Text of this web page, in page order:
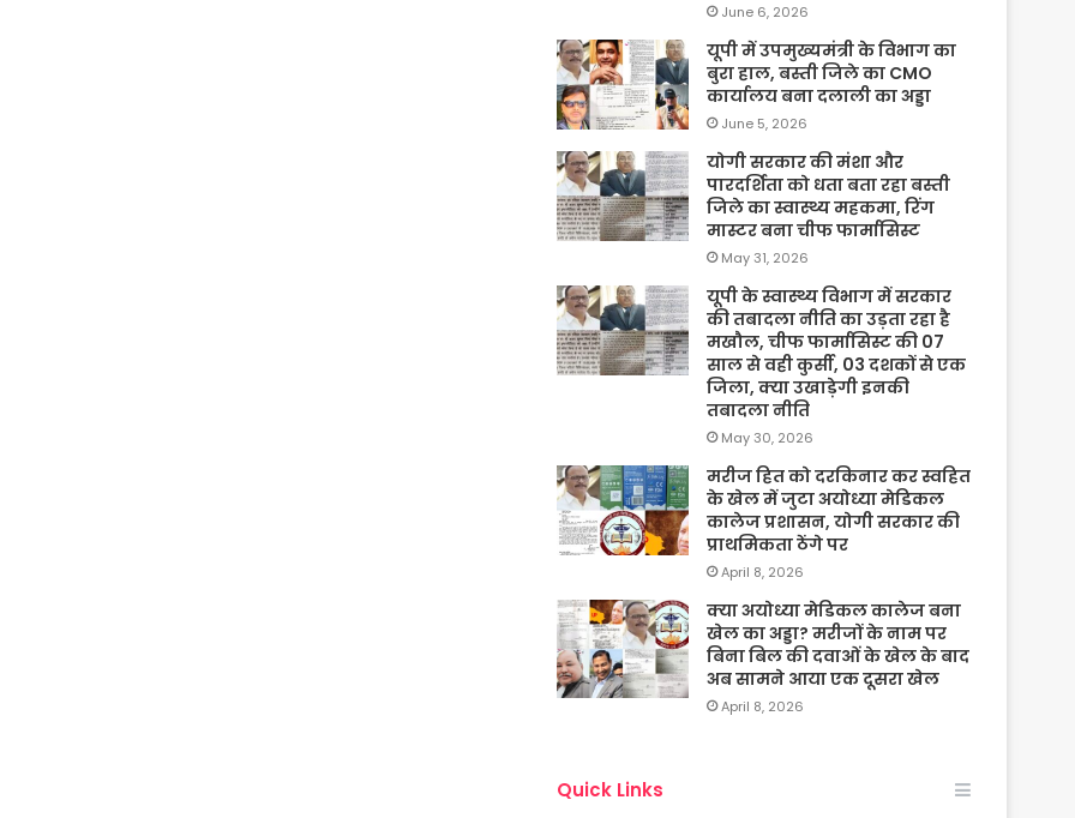
June 6, 2026
यूपी में उपमुख्यमंत्री के विभाग का
बुरा हाल, बस्ती जिले का CMO
कार्यालय बना दलाली का अड्डा
June 5, 2026
योगी सरकार की मंशा और
पारदर्शिता को धता बता रहा बस्ती
जिले का स्वास्थ्य महकमा, रिंग
मास्टर बना चीफ फार्मासिस्ट
May 31, 2026
यूपी के स्वास्थ्य विभाग में सरकार
की तबादला नीति का उड़ता रहा है
मखौल, चीफ फार्मासिस्ट की 07
साल से वही कुर्सी, 03 दशकों से एक
जिला, क्या उखाड़ेगी इनकी
तबादला नीति
May 30, 2026
मरीज हित को दरकिनार कर स्वहित
के खेल में जुटा अयोध्या मेडिकल
कालेज प्रशासन, योगी सरकार की
प्राथमिकता ठेंगे पर
April 8, 2026
क्या अयोध्या मेडिकल कालेज बना
खेल का अड्डा? मरीजों के नाम पर
बिना बिल की दवाओं के खेल के बाद
अब सामने आया एक दूसरा खेल
April 8, 2026
Quick Links